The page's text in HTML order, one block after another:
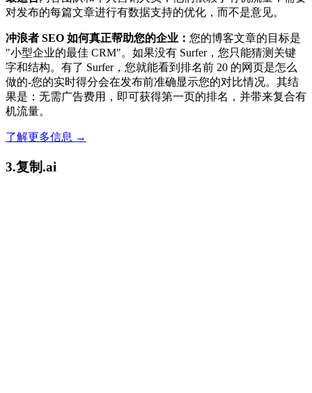
对发布的每篇文章进行有数据支持的优化，而不是意见。
冲浪者 SEO 如何真正帮助您的企业： 您的博客文章的目标是
"小型企业的最佳 CRM"。如果没有 Surfer，您只能猜测关键
字和结构。有了 Surfer，您就能看到排名前 20 的网页是怎么
做的-您的实时得分会在发布前准确显示您的对比情况。其结
果是：无需广告费用，即可获得第一页的排名，并带来复合有
机流量。
了解更多信息 →
3.复制.ai